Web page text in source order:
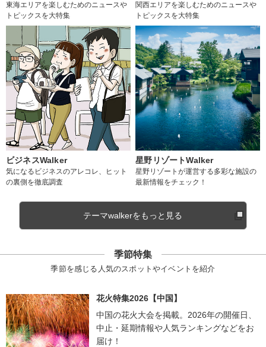
東海エリアを楽しむためのニュースや
トピックスを大特集
関西エリアを楽しむためのニュースや
トピックスを大特集
ビジネスWalker
気になるビジネスのアレコレ、ヒット
の裏側を徹底調査
星野リゾートWalker
星野リゾートが運営する多彩な施設の
最新情報をチェック！
テーマwalkerをもっと見る
季節特集
季節を感じる人気のスポットやイベントを紹介
花火特集2026【中国】
中国の花火大会を掲載。2026年の開催日、
中止・延期情報や人気ランキングなどをお
届け！